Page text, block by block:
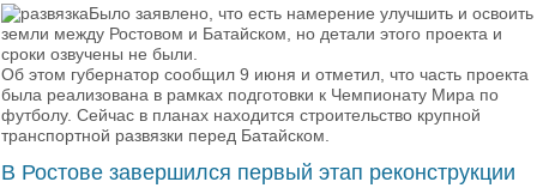
Было заявлено, что есть намерение улучшить и освоить
земли между Ростовом и Батайском, но детали этого проекта и
сроки озвучены не были.
Об этом губернатор сообщил 9 июня и отметил, что часть проекта
была реализована в рамках подготовки к Чемпионату Мира по
футболу. Сейчас в планах находится строительство крупной
транспортной развязки перед Батайском.
В Ростове завершился первый этап реконструкции